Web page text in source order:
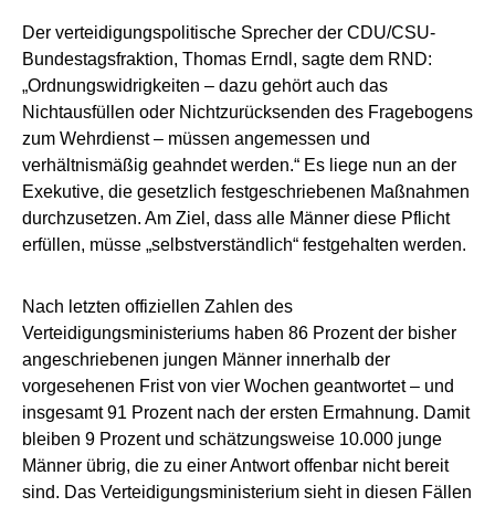
Der verteidigungspolitische Sprecher der CDU/CSU-
Bundestagsfraktion, Thomas Erndl, sagte dem RND:
„Ordnungswidrigkeiten – dazu gehört auch das
Nichtausfüllen oder Nichtzurücksenden des Fragebogens
zum Wehrdienst – müssen angemessen und
verhältnismäßig geahndet werden.“ Es liege nun an der
Exekutive, die gesetzlich festgeschriebenen Maßnahmen
durchzusetzen. Am Ziel, dass alle Männer diese Pflicht
erfüllen, müsse „selbstverständlich“ festgehalten werden.
Nach letzten offiziellen Zahlen des
Verteidigungsministeriums haben 86 Prozent der bisher
angeschriebenen jungen Männer innerhalb der
vorgesehenen Frist von vier Wochen geantwortet – und
insgesamt 91 Prozent nach der ersten Ermahnung. Damit
bleiben 9 Prozent und schätzungsweise 10.000 junge
Männer übrig, die zu einer Antwort offenbar nicht bereit
sind. Das Verteidigungsministerium sieht in diesen Fällen